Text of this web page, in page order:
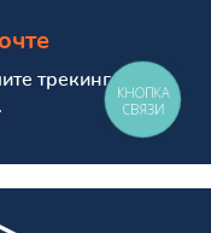
трекинг номер
КНОПКА
СВЯЗИ